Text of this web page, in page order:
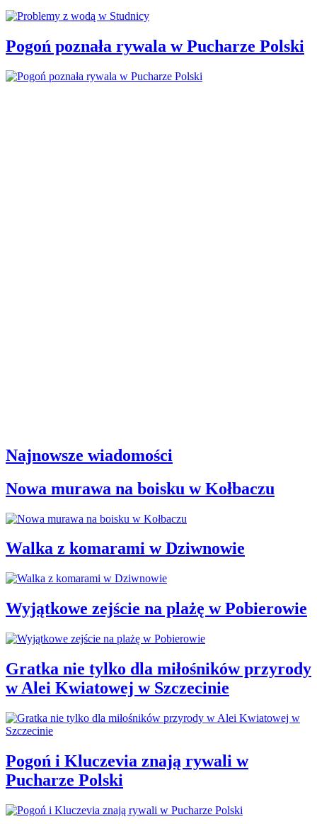
Pogoń poznała rywala w Pucharze Polski
Najnowsze wiadomości
Nowa murawa na boisku w Kołbaczu
Walka z komarami w Dziwnowie
Wyjątkowe zejście na plażę w Pobierowie
Gratka nie tylko dla miłośników przyrody
w Alei Kwiatowej w Szczecinie
Pogoń i Kluczevia znają rywali w
Pucharze Polski